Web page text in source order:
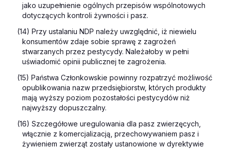
jako uzupełnienie ogólnych przepisów wspólnotowych
dotyczących kontroli żywności i pasz.
(14) Przy ustalaniu NDP należy uwzględnić, iż niewielu
konsumentów zdaje sobie sprawę z zagrożeń
stwarzanych przez pestycydy. Należałoby w pełni
uświadomić opinii publicznej te zagrożenia.
(15) Państwa Członkowskie powinny rozpatrzyć możliwość
opublikowania nazw przedsiębiorstw, których produkty
mają wyższy poziom pozostałości pestycydów niż
najwyższy dopuszczalny.
(16) Szczegółowe uregulowania dla pasz zwierzęcych,
włącznie z komercjalizacją, przechowywaniem pasz i
żywieniem zwierząt zostały ustanowione w dyrektywie